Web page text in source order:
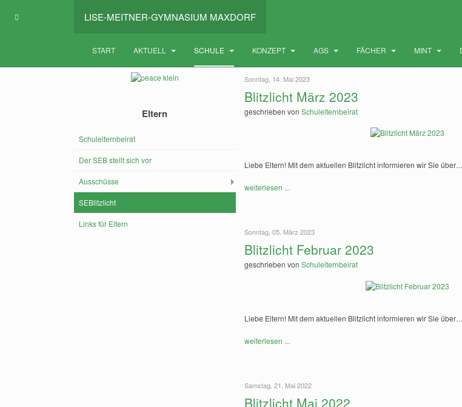
LISE-MEITNER-GYMNASIUM MAXDORF
START AKTUELL SCHULE KONZEPT AGS FÄCHER MINT
Sonntag, 14. Mai 2023
Blitzlicht März 2023
geschrieben vonSchulelternbeirat
Liebe Eltern! Mit dem aktuellen Blitzlicht informieren wir Sie über…
weiterlesen ...
Sonntag, 05. März 2023
Blitzlicht Februar 2023
geschrieben vonSchulelternbeirat
Liebe Eltern! Mit dem aktuellen Blitzlicht informieren wir Sie über…
weiterlesen ...
Samstag, 21. Mai 2022
Blitzlicht Mai 2022
Eltern
Schulelternbeirat
Der SEB stellt sich vor
Ausschüsse
SEBlitzlicht
Links für Eltern